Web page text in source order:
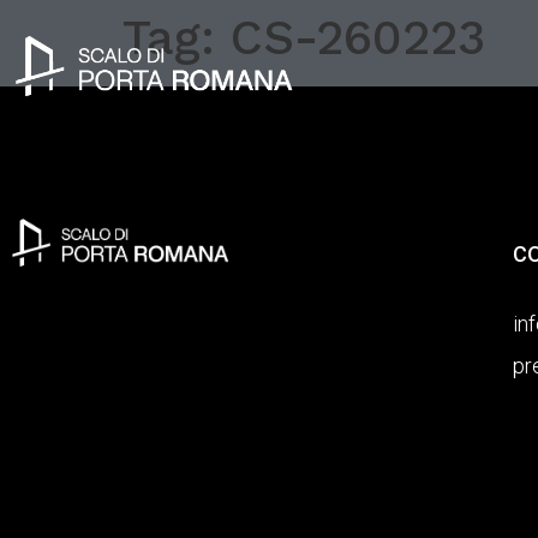
Tag: CS-260223